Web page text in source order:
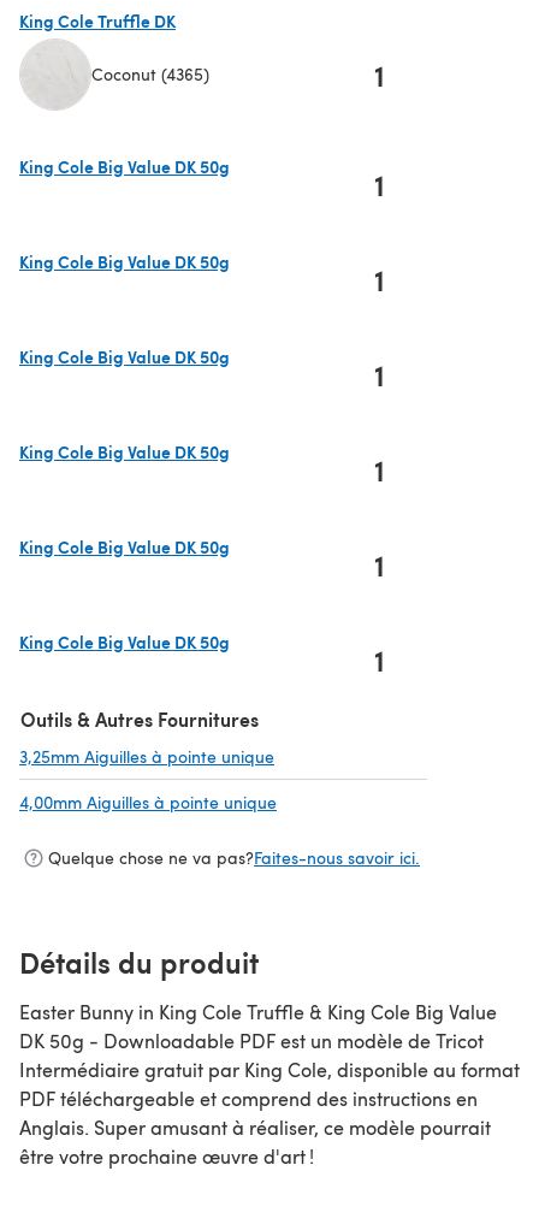
King Cole Truffle DK
Coconut (4365) 1
King Cole Big Value DK 50g
1
King Cole Big Value DK 50g
1
King Cole Big Value DK 50g
1
King Cole Big Value DK 50g
1
King Cole Big Value DK 50g
1
King Cole Big Value DK 50g
1
Outils & Autres Fournitures
3,25mm Aiguilles à pointe unique
4,00mm Aiguilles à pointe unique
Quelque chose ne va pas?Faites-nous savoir ici.
Détails du produit
Easter Bunny in King Cole Truffle & King Cole Big Value
DK 50g - Downloadable PDF est un modèle de Tricot
Intermédiaire gratuit par King Cole, disponible au format
PDF téléchargeable et comprend des instructions en
Anglais. Super amusant à réaliser, ce modèle pourrait
être votre prochaine œuvre d'art !